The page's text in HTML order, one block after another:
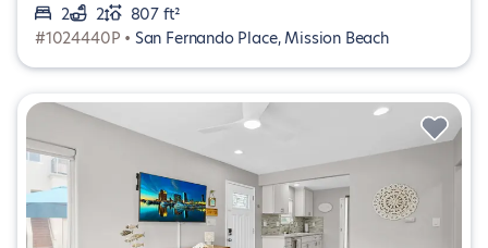
2
2
807 ft²
#1024440P • San Fernando Place, Mission Beach